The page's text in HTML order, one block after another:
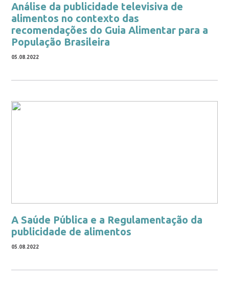
Análise da publicidade televisiva de
alimentos no contexto das
recomendações do Guia Alimentar para a
População Brasileira
05.08.2022
A Saúde Pública e a Regulamentação da
publicidade de alimentos
05.08.2022